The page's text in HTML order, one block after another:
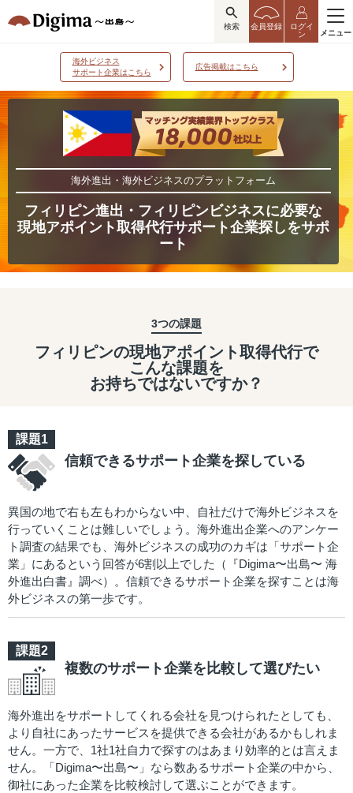
検索 会員登録
ログイ
ン
メニュー
海外ビジネス
サポート企業はこちら
広告掲載はこちら
海外進出・海外ビジネスのプラットフォーム
フィリピン進出・フィリピンビジネスに必要な
現地アポイント取得代行サポート企業探しをサポ
ート
3つの課題
フィリピンの現地アポイント取得代行で
こんな課題を
お持ちではないですか？
信頼できるサポート企業を探している
異国の地で右も左もわからない中、自社だけで海外ビジネスを
行っていくことは難しいでしょう。海外進出企業へのアンケー
ト調査の結果でも、海外ビジネスの成功のカギは「サポート企
業」にあるという回答が6割以上でした（『Digima〜出島〜 海
外進出白書』調べ）。信頼できるサポート企業を探すことは海
外ビジネスの第一歩です。
複数のサポート企業を比較して選びたい
海外進出をサポートしてくれる会社を見つけられたとしても、
より自社にあったサービスを提供できる会社があるかもしれま
せん。一方で、1社1社自力で探すのはあまり効率的とは言えま
せん。「Digima〜出島〜」なら数あるサポート企業の中から、
御社にあった企業を比較検討して選ぶことができます。